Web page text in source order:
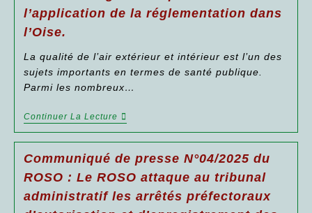
Matz
Et
Commune
Du
Plateau
Par
Préfecture
Et
L’ARS
Depuis
Le
Mois
Au
Préfet
La
Santé
Des
Habitants
Vallée
De
L’Esches
Face
À
La
Contamination
Des
Sols
l’application de la réglementation dans
l’Oise.
La qualité de l’air extérieur et intérieur est l’un des
sujets importants en termes de santé publique.
Parmi les nombreux…
Continuer La LectureCommuniqué
Du
ROSO
:
Qualité
Communiqué de presse N°04/2025 du
ROSO : Le ROSO attaque au tribunal
administratif les arrêtés préfectoraux